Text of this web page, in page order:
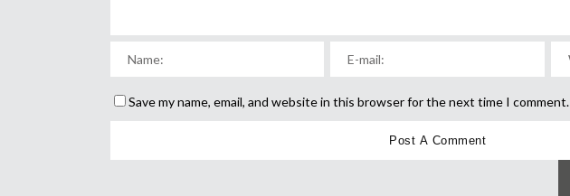
Save my name, email, and website in this browser for the next time I comment.